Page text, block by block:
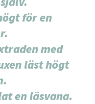
för en
med
läst högt
en läsvana.